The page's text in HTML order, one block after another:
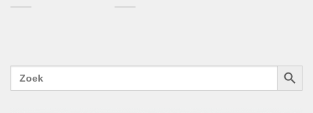
Zoek
naar: